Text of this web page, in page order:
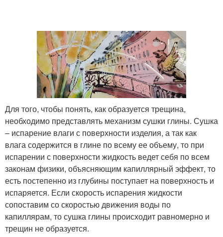
Для того, чтобы понять, как образуется трещина,
необходимо представлять механизм сушки глины. Сушка
– испарение влаги с поверхности изделия, а так как
влага содержится в глине по всему ее объему, то при
испарении с поверхности жидкость ведет себя по всем
законам физики, объясняющим капиллярный эффект, то
есть постепенно из глубины поступает на поверхность и
испаряется. Если скорость испарения жидкости
сопоставим со скоростью движения воды по
капиллярам, то сушка глины происходит равномерно и
трещин не образуется.